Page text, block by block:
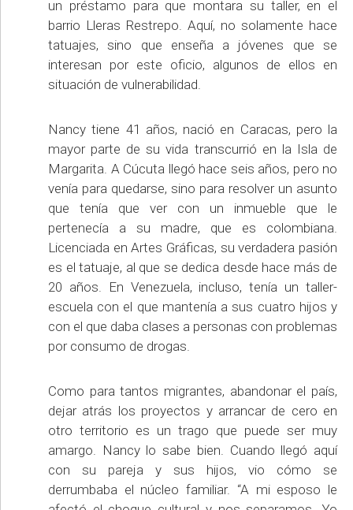
un préstamo para que montara su taller, en el
barrio Lleras Restrepo. Aquí, no solamente hace
tatuajes, sino que enseña a jóvenes que se
interesan por este oficio, algunos de ellos en
situación de vulnerabilidad.
Nancy tiene 41 años, nació en Caracas, pero la
mayor parte de su vida transcurrió en la Isla de
Margarita. A Cúcuta llegó hace seis años, pero no
venía para quedarse, sino para resolver un asunto
que tenía que ver con un inmueble que le
pertenecía a su madre, que es colombiana.
Licenciada en Artes Gráficas, su verdadera pasión
es el tatuaje, al que se dedica desde hace más de
20 años. En Venezuela, incluso, tenía un taller-
escuela con el que mantenía a sus cuatro hijos y
con el que daba clases a personas con problemas
por consumo de drogas.
Como para tantos migrantes, abandonar el país,
dejar atrás los proyectos y arrancar de cero en
otro territorio es un trago que puede ser muy
amargo. Nancy lo sabe bien. Cuando llegó aquí
con su pareja y sus hijos, vio cómo se
derrumbaba el núcleo familiar. “A mi esposo le